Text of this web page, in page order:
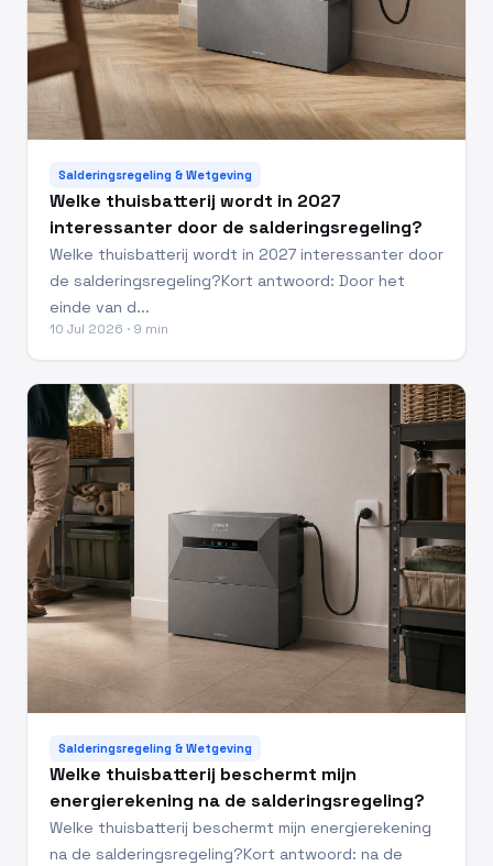
Salderingsregeling & Wetgeving
Welke thuisbatterij wordt in 2027
interessanter door de salderingsregeling?
Welke thuisbatterij wordt in 2027 interessanter door
de salderingsregeling?Kort antwoord: Door het
einde van d...
10 Jul 2026 · 9 min
Salderingsregeling & Wetgeving
Welke thuisbatterij beschermt mijn
energierekening na de salderingsregeling?
Welke thuisbatterij beschermt mijn energierekening
na de salderingsregeling?Kort antwoord: na de